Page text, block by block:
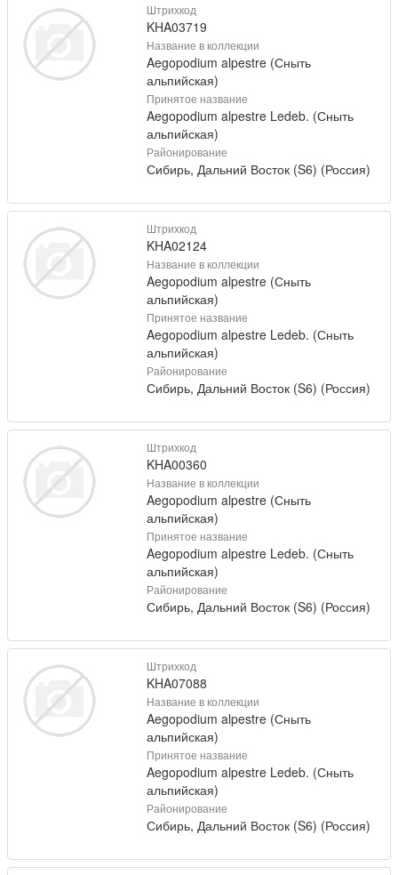
Штрихкод
KHA03719
Название в коллекции
Aegopodium alpestre (Сныть
альпийская)
Принятое название
Aegopodium alpestre Ledeb. (Сныть
альпийская)
Районирование
Сибирь, Дальний Восток (S6) (Россия)
Штрихкод
KHA02124
Название в коллекции
Aegopodium alpestre (Сныть
альпийская)
Принятое название
Aegopodium alpestre Ledeb. (Сныть
альпийская)
Районирование
Сибирь, Дальний Восток (S6) (Россия)
Штрихкод
KHA00360
Название в коллекции
Aegopodium alpestre (Сныть
альпийская)
Принятое название
Aegopodium alpestre Ledeb. (Сныть
альпийская)
Районирование
Сибирь, Дальний Восток (S6) (Россия)
Штрихкод
KHA07088
Название в коллекции
Aegopodium alpestre (Сныть
альпийская)
Принятое название
Aegopodium alpestre Ledeb. (Сныть
альпийская)
Районирование
Сибирь, Дальний Восток (S6) (Россия)